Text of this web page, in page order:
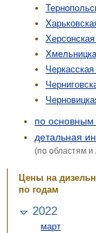
Херсонская
Черкасская
по
детальная
(по областям
Цены на
по годам
2022
март